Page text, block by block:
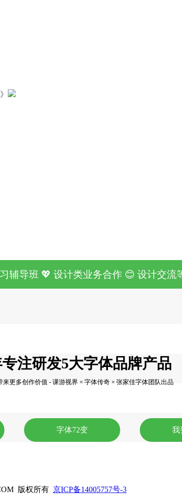
辅导班 💖 设计类业务合作 😊 设计交流
专注研发5大字体品牌产品
来更多创作价值 - 课游视界 × 字体传奇 × 张家佳字体团队出品
字体72变 我
版权所有 京ICP备14005757号-3